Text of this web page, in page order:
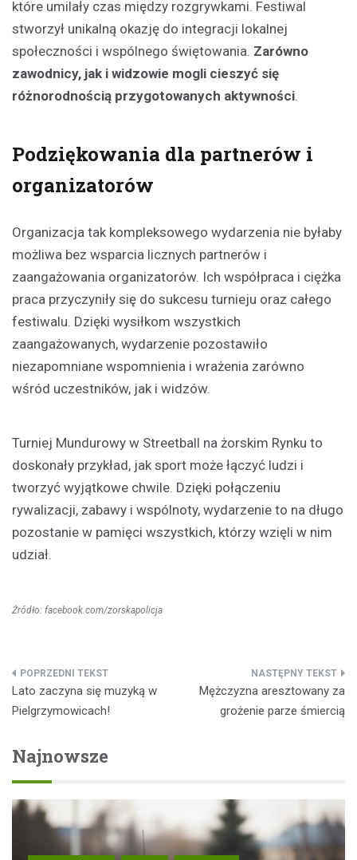
które umilały czas między rozgrywkami. Festiwal
stworzył unikalną okazję do integracji lokalnej
społeczności i wspólnego świętowania. Zarówno
zawodnicy, jak i widzowie mogli cieszyć się
różnorodnością przygotowanych aktywności.
Podziękowania dla partnerów i
organizatorów
Organizacja tak kompleksowego wydarzenia nie byłaby
możliwa bez wsparcia licznych partnerów i
zaangażowania organizatorów. Ich współpraca i ciężka
praca przyczyniły się do sukcesu turnieju oraz całego
festiwalu. Dzięki wysiłkom wszystkich
zaangażowanych, wydarzenie pozostawiło
niezapomniane wspomnienia i wrażenia zarówno
wśród uczestników, jak i widzów.
Turniej Mundurowy w Streetball na żorskim Rynku to
doskonały przykład, jak sport może łączyć ludzi i
tworzyć wyjątkowe chwile. Dzięki połączeniu
rywalizacji, zabawy i wspólnoty, wydarzenie to na długo
pozostanie w pamięci wszystkich, którzy wzięli w nim
udział.
Źródło: facebook.com/zorskapolicja
Nawigacja
wpisu
Lato zaczyna się muzyką w
Pielgrzymowicach!
Mężczyzna aresztowany za
grożenie parze śmiercią
Najnowsze